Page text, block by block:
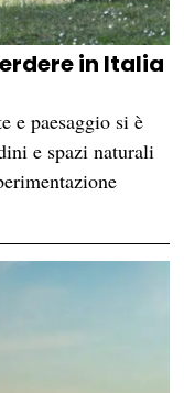
in Italia
e paesaggio si è
e spazi naturali